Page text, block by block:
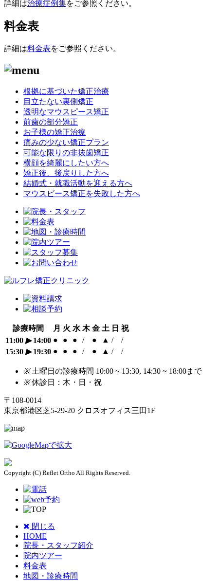
詳細は治療症例集をご参照ください。
料金表
詳細は料金表をご参照ください。
根拠に基づいた矯正治療
目立たない裏側矯正
透明なマウスピース矯正
前歯の部分矯正
お子様の矯正治療
痛みの少ない矯正プラン
可能な限りの非抜歯矯正
横顔を綺麗にしたい方へ
矯正後、後戻りした方へ
結婚式・就職活動を迎える方へ
マウスピース矯正を失敗した方へ
診療時間 月 火 水 木 金 土 日 祝
11:00 ▶14:00 ● ● ● / ● ▲ /
/
15:30 ▶19:30 ● ● ● / ● ▲ / /
※土曜日の診療時間 10:00 ~ 13:30, 14:30 ~ 18:00まで
※休診日：木・日・祝
〒108-0014
東京都港区芝5-29-20 クロスオフィス三田1F
Copyright (C) Reflet Ortho All Rights Reserved.
閉じる
HOME
院長・スタッフ紹介
院内ツアー
料金表
地図・診療時間